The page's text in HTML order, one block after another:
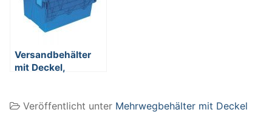
LxBxH 600 x 400 x
400 mm
Versandbehälter
mit Deckel,
verplombbar, 65
Veröffentlicht unter Mehrwegbehälter mit Deckel